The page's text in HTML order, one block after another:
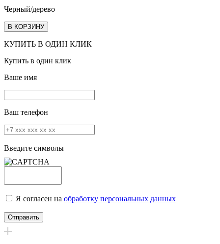
Черный/дерево
В КОРЗИНУ
КУПИТЬ В ОДИН КЛИК
Купить в один клик
Ваше имя
Ваш телефон
Введите символы
Я согласен на обработку персональных данных